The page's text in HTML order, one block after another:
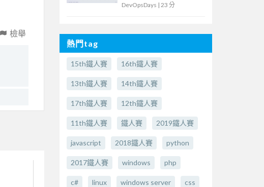
檢舉
DevOpsDays | 23 分
熱門tag
15th鐵人賽 16th鐵人賽
13th鐵人賽 14th鐵人賽
17th鐵人賽 12th鐵人賽
11th鐵人賽 鐵人賽 2019鐵人賽
javascript 2018鐵人賽 python
2017鐵人賽 windows php
c# linux windows server css